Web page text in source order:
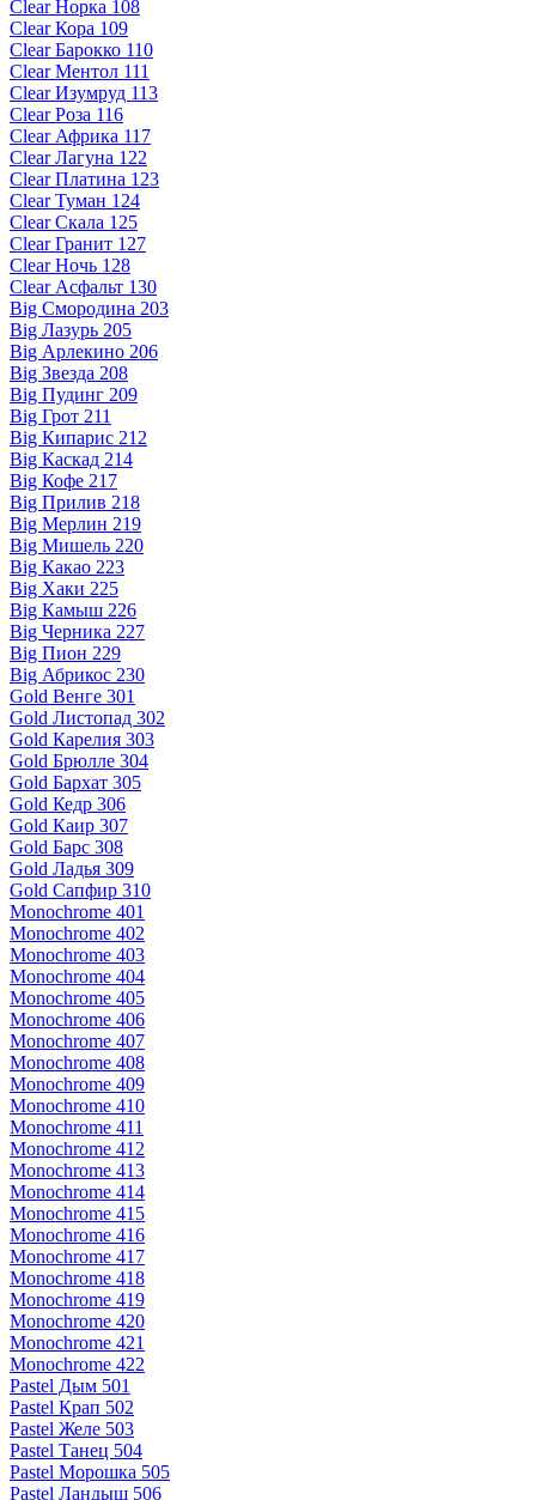
Clear Норка 108
Clear Кора 109
Clear Барокко 110
Clear Ментол 111
Clear Изумруд 113
Clear Роза 116
Clear Африка 117
Clear Лагуна 122
Clear Платина 123
Clear Туман 124
Clear Скала 125
Clear Гранит 127
Clear Ночь 128
Clear Асфальт 130
Big Смородина 203
Big Лазурь 205
Big Арлекино 206
Big Звезда 208
Big Пудинг 209
Big Грот 211
Big Кипарис 212
Big Каскад 214
Big Кофе 217
Big Прилив 218
Big Мерлин 219
Big Мишель 220
Big Какао 223
Big Хаки 225
Big Камыш 226
Big Черника 227
Big Пион 229
Big Абрикос 230
Gold Венге 301
Gold Листопад 302
Gold Карелия 303
Gold Брюлле 304
Gold Бархат 305
Gold Кедр 306
Gold Каир 307
Gold Барс 308
Gold Ладья 309
Gold Сапфир 310
Monochrome 401
Monochrome 402
Monochrome 403
Monochrome 404
Monochrome 405
Monochrome 406
Monochrome 407
Monochrome 408
Monochrome 409
Monochrome 410
Monochrome 411
Monochrome 412
Monochrome 413
Monochrome 414
Monochrome 415
Monochrome 416
Monochrome 417
Monochrome 418
Monochrome 419
Monochrome 420
Monochrome 421
Monochrome 422
Pastel Дым 501
Pastel Крап 502
Pastel Желе 503
Pastel Танец 504
Pastel Морошка 505
Pastel Ландыш 506